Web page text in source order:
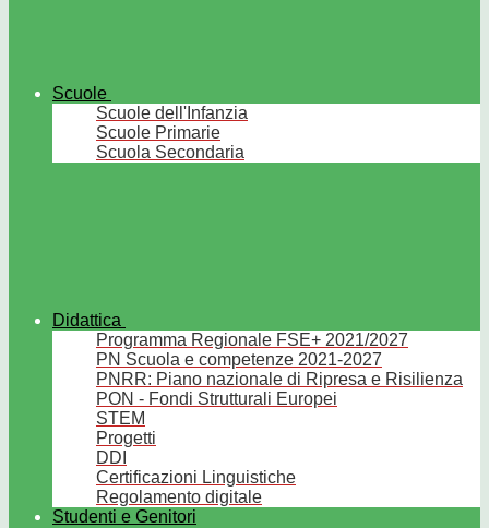
Scuole
Scuole dell'Infanzia
Scuole Primarie
Scuola Secondaria
Didattica
Programma Regionale FSE+ 2021/2027
PN Scuola e competenze 2021-2027
PNRR: Piano nazionale di Ripresa e Risilienza
PON - Fondi Strutturali Europei
STEM
Progetti
DDI
Certificazioni Linguistiche
Regolamento digitale
Studenti e Genitori